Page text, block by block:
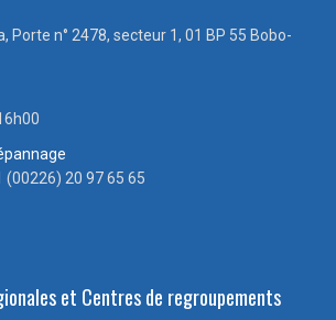
Porte n° 2478, secteur 1, 01 BP 55 Bobo-
(00226) 20 97 65 65
et Centres de regroupements